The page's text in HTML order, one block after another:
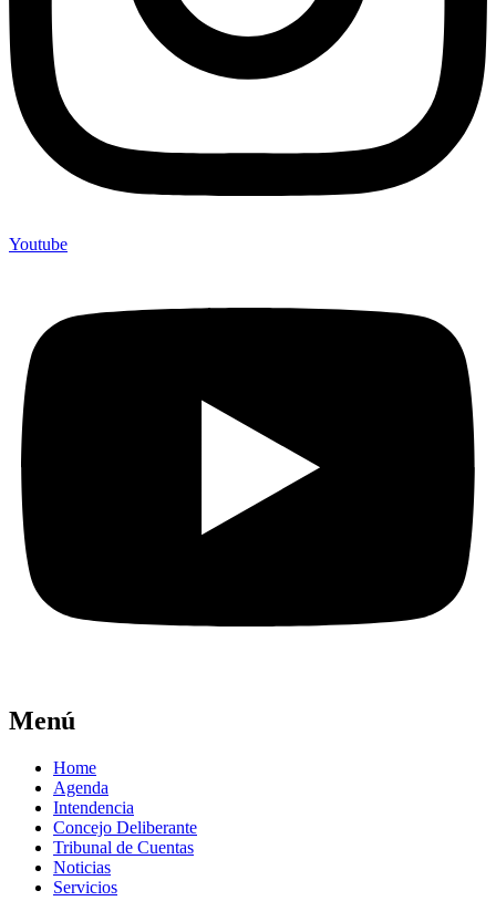
Youtube
Menú
Home
Agenda
Intendencia
Concejo Deliberante
Tribunal de Cuentas
Noticias
Servicios